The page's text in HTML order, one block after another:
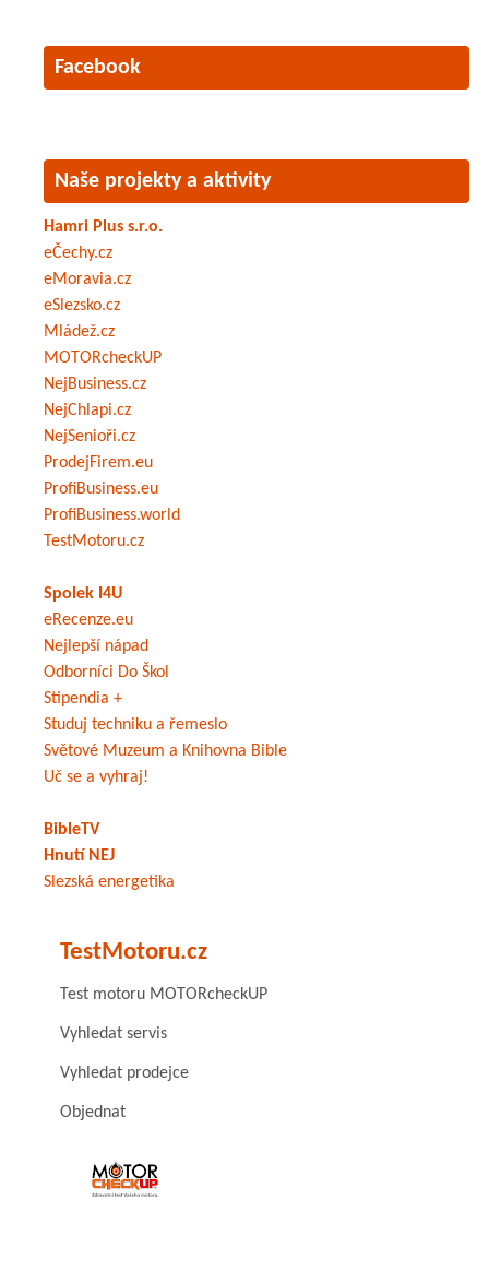
Facebook
Naše projekty a aktivity
Hamri Plus s.r.o.
eČechy.cz
eMoravia.cz
eSlezsko.cz
Mládež.cz
MOTORcheckUP
NejBusiness.cz
NejChlapi.cz
NejSenioři.cz
ProdejFirem.eu
ProfiBusiness.eu
ProfiBusiness.world
TestMotoru.cz
Spolek I4U
eRecenze.eu
Nejlepší nápad
Odborníci Do Škol
Stipendia +
Studuj techniku a řemeslo
Světové Muzeum a Knihovna Bible
Uč se a vyhraj!
BibleTV
Hnutí NEJ
Slezská energetika
TestMotoru.cz
Test motoru MOTORcheckUP
Vyhledat servis
Vyhledat prodejce
Objednat